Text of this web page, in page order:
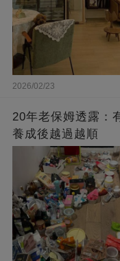
2026/02/23
20年老保姆透露：
養成後越過越順